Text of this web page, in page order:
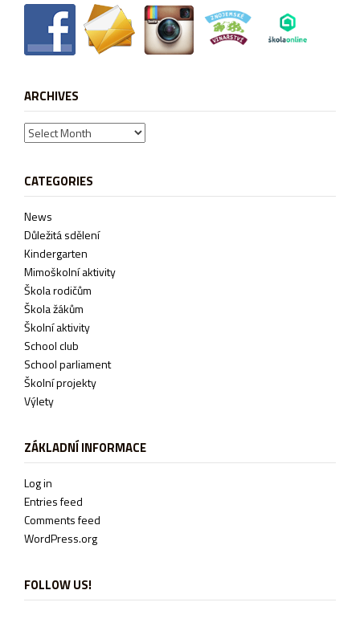
ARCHIVES
Archives
CATEGORIES
News
Důležitá sdělení
Kindergarten
Mimoškolní aktivity
Škola rodičům
Škola žákům
Školní aktivity
School club
School parliament
Školní projekty
Výlety
ZÁKLADNÍ INFORMACE
Log in
Entries feed
Comments feed
WordPress.org
FOLLOW US!